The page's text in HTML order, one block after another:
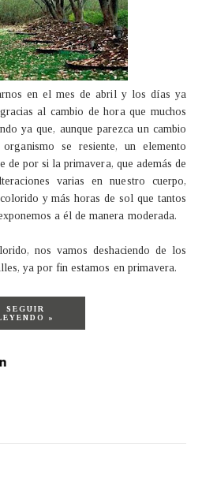
en el mes de abril y los días ya
al cambio de hora que muchos
ya que, aunque parezca un cambio
se resiente, un elemento
de por si la primavera, que además de
varias en nuestro cuerpo,
y más horas de sol que tantos
a él de manera moderada.
nos vamos deshaciendo de los
ya por fin estamos en primavera.
SEGUIR
»